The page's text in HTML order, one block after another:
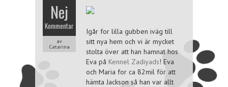
Nej
Kommentar
av
Catarina
Igår for lilla gubben iväg till
sitt nya hem och vi är mycket
stolta över att han hamnat hos
Eva på Kennel Zadiyads! Eva
och Maria for ca 82mil för att
hämta Jackson så han var allt